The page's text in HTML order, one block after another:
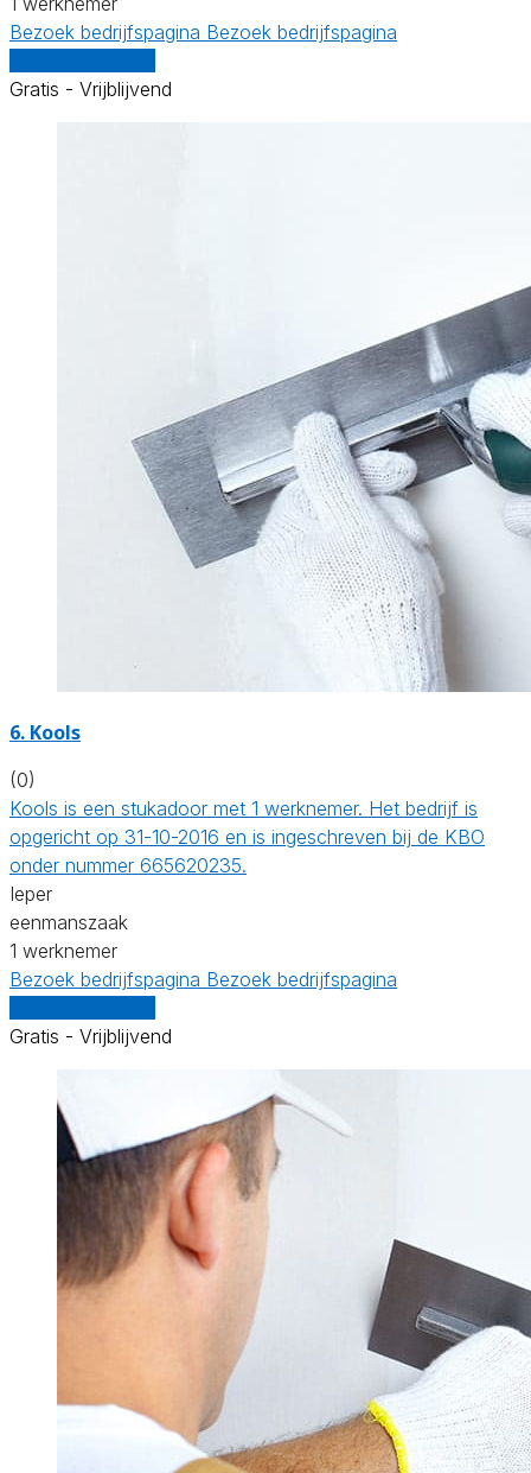
Bezoek bedrijfspagina Bezoek bedrijfspagina
Gratis - Vrijblijvend
6. Kools
(0)
Kools is een stukadoor met 1 werknemer. Het bedrijf is
opgericht op 31-10-2016 en is ingeschreven bij de KBO
onder nummer 665620235.
Ieper
eenmanszaak
1 werknemer
Bezoek bedrijfspagina Bezoek bedrijfspagina
Gratis - Vrijblijvend